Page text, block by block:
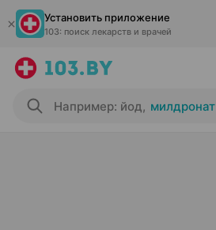
Установить приложение
103: поиск лекарств и врачей
Например: йод, милдронат